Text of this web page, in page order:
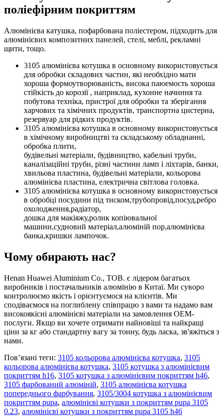
поліефірним покриттям
Алюмінієва катушка, пофарбована поліестером, підходить для
алюмінієвих композитних панелей, стелі, меблі, рекламні
щити, тощо.
3105 алюмінієва котушка в основному використовується
для обробки складових частин, які необхідно мати
хороша формоутворюваність, висока паюемость хороша
стійкість до корозії , наприклад, кухонне начиння та
побутова техніка, пристрої для обробки та зберігання
харчових та хімічних продуктів, транспортна цистерна,
резервуар для рідких продуктів.
3105 алюмінієва котушка в основному використовується
в хімічному виробництві та складському обладнанні,
обробка плити,
будівельні матеріали, будівництво, кабельні труби,
каналізаційні труби, різні частини ламп і ліхтарів, банки,
хвильова пластина, будівельні матеріали, кольорова
алюмінієва пластина, електрична світлова головка.
3105 алюмінієва котушка в основному використовується
в обробці посудини під тиском,трубопровід,посуд,ребро
охолодження,радіатор,
дошка для макіяжу,ролик копіювальної
машини,судновий матеріал,алюміній пор,алюмінієва
банка,кришки лампочок.
Чому обирають нас?
Henan Huawei Aluminium Co., ТОВ. є лідером багатьох
виробників і постачальників алюмінію в Китаї. Ми суворо
контролюємо якість і орієнтуємося на клієнтів. Ми
сподіваємося на поглиблену співпрацю з вами та надамо вам
високоякісні алюмінієві матеріали на замовлення OEM-
послуги. Якщо ви хочете отримати найновіші та найкращі
ціни за кг або стандартну вагу за тонну, будь ласка, зв'яжіться з
нами.
Пов’язані теги: 3105 кольорова алюмінієва котушка, 3105
кольорова алюмінієва котушка, 3105 котушка з алюмінієвим
покриттям h16, 3105 котушка з алюмінієвим покриттям h46,
3105 фарбований алюміній, 3105 алюмінієва котушка
попереднього фарбування, 3105/3004 котушка з алюмінієвим
покриттям pupa, алюмінієві котушки з покриттям pupa 3105
0.23, алюмінієві котушки з покриттям pupa 3105 h46